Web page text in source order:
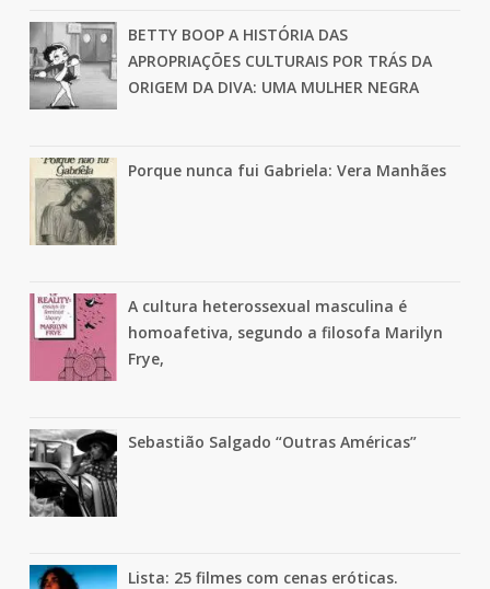
BETTY BOOP A HISTÓRIA DAS
APROPRIAÇÕES CULTURAIS POR TRÁS DA
ORIGEM DA DIVA: UMA MULHER NEGRA
Porque nunca fui Gabriela: Vera Manhães
A cultura heterossexual masculina é
homoafetiva, segundo a filosofa Marilyn
Frye,
Sebastião Salgado “Outras Américas”
Lista: 25 filmes com cenas eróticas.